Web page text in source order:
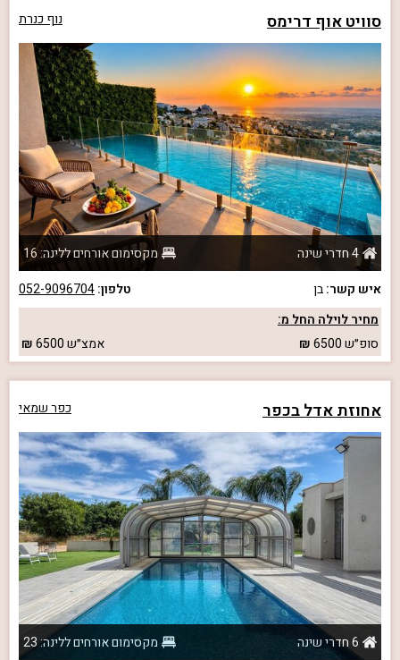
סוויט אוף דרימס נוף כנרת
4 חדרי שינה
מקסימום אורחים ללינה: 16
איש קשר:בן טלפון:052-9096704
מחיר לוילה החל מ:
סופ״ש6500 אמצ״ש6500
אחוזת אדל בכפר כפר שמאי
6 חדרי שינה
מקסימום אורחים ללינה: 23